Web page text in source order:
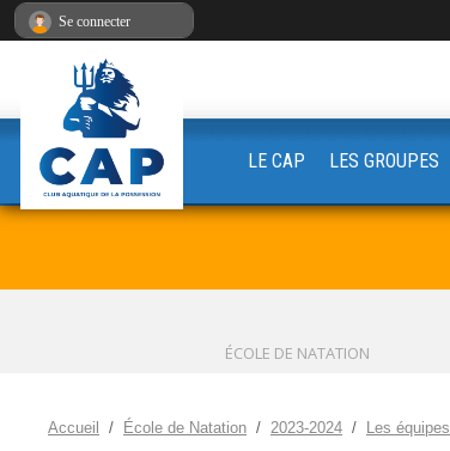
ÉCOLE DE NATATION
Accueil École de Natation 2023-2024 Les équipes
LE CAP LES GROUPES
Se connecter
Panneau de gestion des cookies